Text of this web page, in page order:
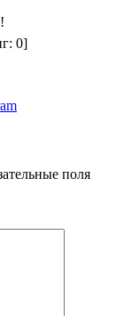
0]
поля